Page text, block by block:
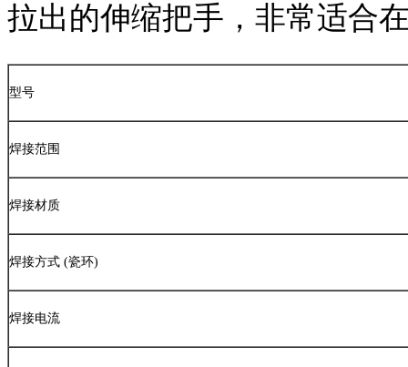
拉出的伸缩把手，非常适合
型号
焊接范围
焊接材质
焊接方式 (瓷环)
焊接电流